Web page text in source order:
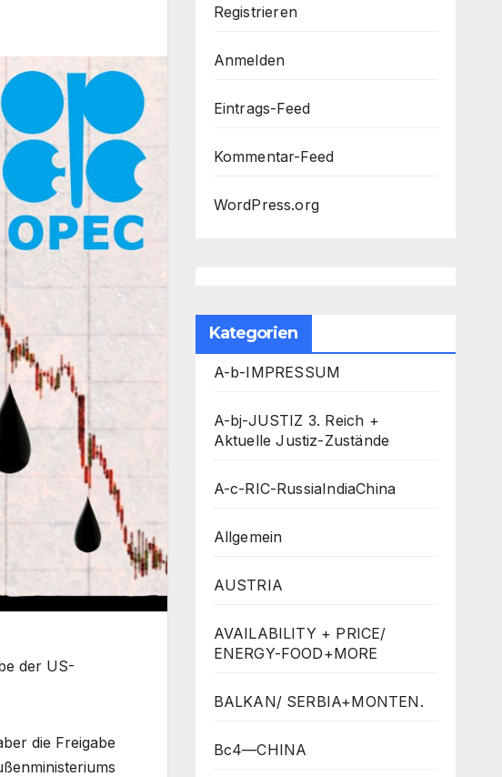
der US-
die Freigabe
Registrieren
Anmelden
Eintrags-Feed
Kommentar-Feed
WordPress.org
Kategorien
A-b-IMPRESSUM
A-bj-JUSTIZ 3. Reich +
Aktuelle Justiz-Zustände
A-c-RIC-RussiaIndiaChina
Allgemein
AUSTRIA
AVAILABILITY + PRICE/
ENERGY-FOOD+MORE
BALKAN/ SERBIA+MONTEN.
Bc4—CHINA